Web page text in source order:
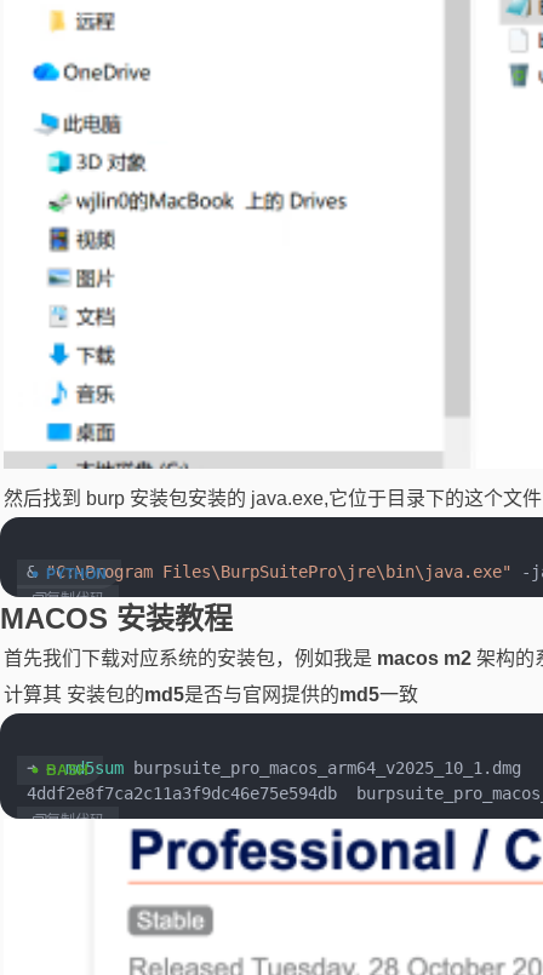
然后找到 burp 安装包安装的 java.exe,它位于目录下的这个文
& "C:\Program Files\BurpSuitePro\jre\bin\java.exe" -
复制代码
MACOS 安装教程
首先我们下载对应系统的安装包，例如我是 macos m2 架构的
计算其 安装包的md5是否与官网提供的md5一致
➜ ~ md5sum burpsuite_pro_macos_arm64_v2025_10_1.dmg
4ddf2e8f7ca2c11a3f9dc46e75e594db
复制代码